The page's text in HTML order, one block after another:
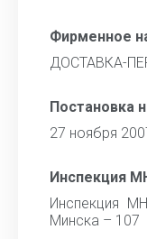
Фирменное
ДОСТАВКА-
Постановка
27 ноября
Инспекция
Инспекция
Минска – 107